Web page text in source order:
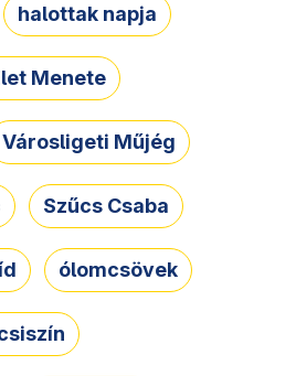
halottak napja
Menete
Városligeti Műjég
Szűcs Csaba
ólomcsövek